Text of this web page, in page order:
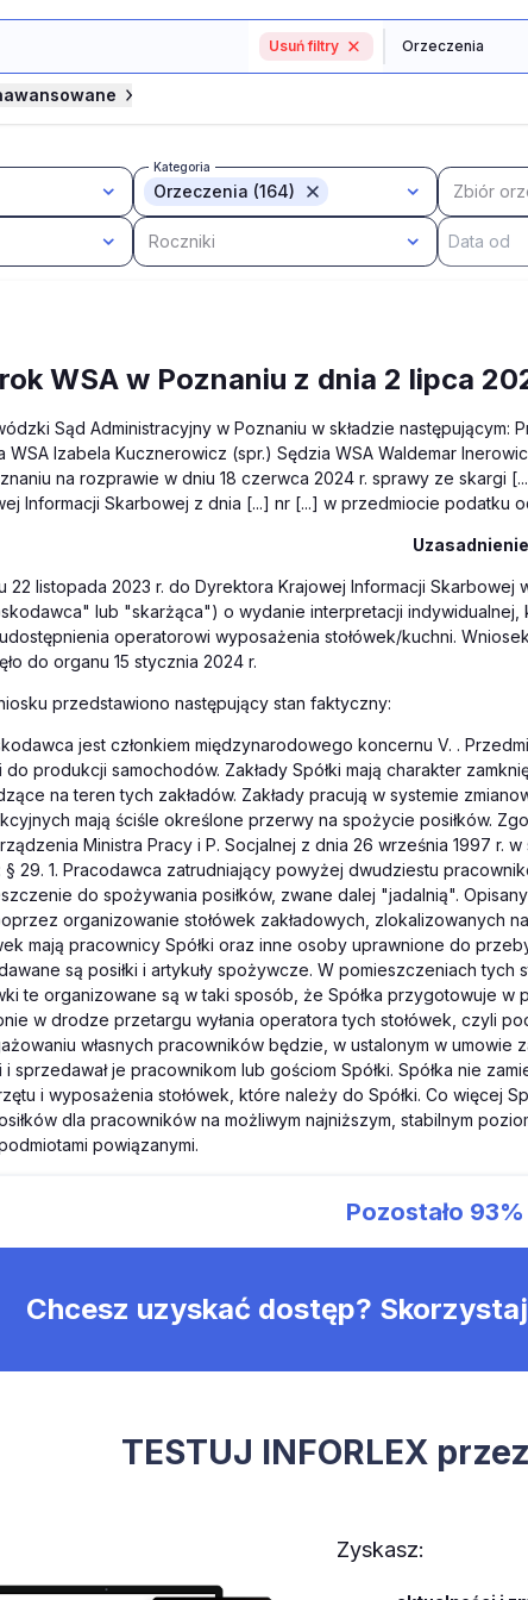
Usuń filtry
Kategoria
Orzeczenia (164) Zbiór
Roczniki
WSA w Poznaniu z dnia 2 lipca
Sąd Administracyjny w Poznaniu w składzie następującym:
WSA Izabela Kucznerowicz (spr.) Sędzia WSA Waldemar
na rozprawie w dniu 18 czerwca 2024 r. sprawy ze skargi
Informacji Skarbowej z dnia [...] nr [...] w przedmiocie podatku
Uzasadnienie
22 listopada 2023 r. do Dyrektora Krajowej Informacji Skarbowej
lub "skarżąca") o wydanie interpretacji
udostępnienia operatorowi wyposażenia stołówek/kuchni.
do organu 15 stycznia 2024 r.
przedstawiono następujący stan faktyczny:
jest członkiem międzynarodowego koncernu V. .
do produkcji samochodów. Zakłady Spółki mają charakter
na teren tych zakładów. Zakłady pracują w systemie
mają ściśle określone przerwy na spożycie posiłków.
Ministra Pracy i P. Socjalnej z dnia 26 września 1997 r.
§ 29. 1. Pracodawca zatrudniający powyżej dwudziestu
do spożywania posiłków, zwane dalej "jadalnią".
organizowanie stołówek zakładowych, zlokalizowanych
mają pracownicy Spółki oraz inne osoby uprawnione do
są posiłki i artykuły spożywcze. W pomieszczeniach tych
te organizowane są w taki sposób, że Spółka przygotowuje w
w drodze przetargu wyłania operatora tych stołówek, czyli
własnych pracowników będzie, w ustalonym w
i sprzedawał je pracownikom lub gościom Spółki. Spółka nie
i wyposażenia stołówek, które należy do Spółki. Co więcej
dla pracowników na możliwym najniższym, stabilnym
powiązanymi.
Pozostało 93%
Chcesz uzyskać dostęp?
TESTUJ INFORLEX
Zyskasz: